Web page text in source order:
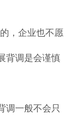
，企业也不愿
背调是会谨慎
调一般不会只